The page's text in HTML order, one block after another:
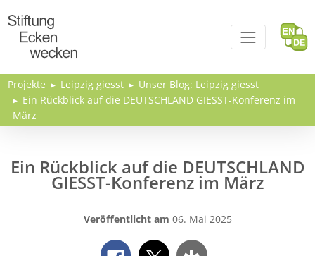
Projekte Leipzig giesst
Unser Blog: Leipzig giesst
Ein Rückblick auf die DEUTSCHLAND GIESST-Konferenz im
März
Ein Rückblick auf die DEUTSCHLAND
GIESST-Konferenz im März
Veröffentlicht am 06. Mai 2025